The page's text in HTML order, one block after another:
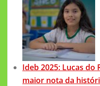
Ideb 2025: Lucas do
maior nota da